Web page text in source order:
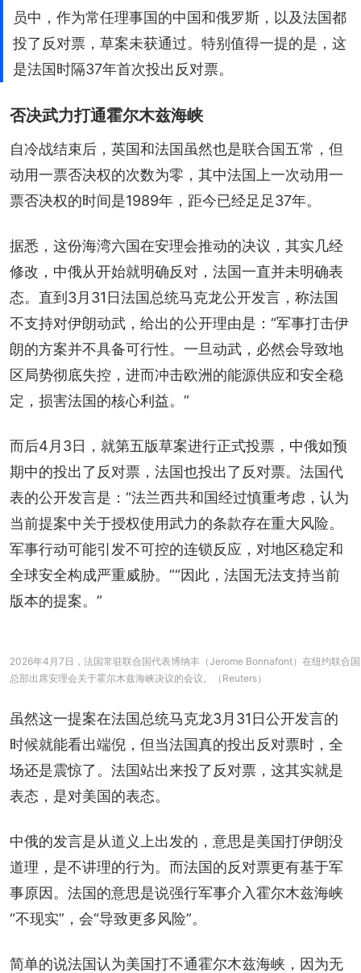
员中，作为常任理事国的中国和俄罗斯，以及法国都
投了反对票，草案未获通过。特别值得一提的是，这
是法国时隔37年首次投出反对票。
否决武力打通霍尔木兹海峡
自冷战结束后，英国和法国虽然也是联合国五常，但
动用一票否决权的次数为零，其中法国上一次动用一
票否决权的时间是1989年，距今已经足足37年。
据悉，这份海湾六国在安理会推动的决议，其实几经
修改，中俄从开始就明确反对，法国一直并未明确表
态。直到3月31日法国总统马克龙公开发言，称法国
不支持对伊朗动武，给出的公开理由是：“军事打击伊
朗的方案并不具备可行性。一旦动武，必然会导致地
区局势彻底失控，进而冲击欧洲的能源供应和安全稳
定，损害法国的核心利益。”
而后4月3日，就第五版草案进行正式投票，中俄如预
期中的投出了反对票，法国也投出了反对票。法国代
表的公开发言是：“法兰西共和国经过慎重考虑，认为
当前提案中关于授权使用武力的条款存在重大风险。
军事行动可能引发不可控的连锁反应，对地区稳定和
全球安全构成严重威胁。”“因此，法国无法支持当前
版本的提案。”
2026年4月7日，法国常驻联合国代表博纳丰（Jerome Bonnafont）在纽约联合国
总部出席安理会关于霍尔木兹海峡决议的会议。（Reuters）
虽然这一提案在法国总统马克龙3月31日公开发言的
时候就能看出端倪，但当法国真的投出反对票时，全
场还是震惊了。法国站出来投了反对票，这其实就是
表态，是对美国的表态。
中俄的发言是从道义上出发的，意思是美国打伊朗没
道理，是不讲理的行为。而法国的反对票更有基于军
事原因。法国的意思是说强行军事介入霍尔木兹海峡
“不现实”，会“导致更多风险”。
简单的说法国认为美国打不通霍尔木兹海峡，因为无